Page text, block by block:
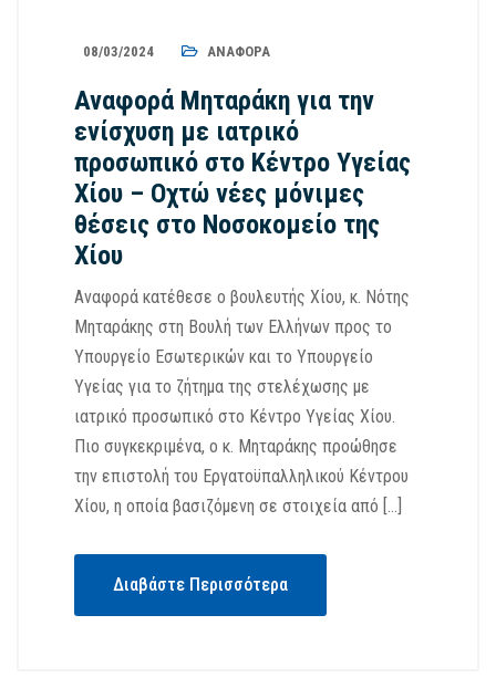
08/03/2024 ΑΝΑΦΟΡΆ
Αναφορά Μηταράκη για την
ενίσχυση με ιατρικό
προσωπικό στο Κέντρο Υγείας
Χίου – Οχτώ νέες μόνιμες
θέσεις στο Νοσοκομείο της
Χίου
Αναφορά κατέθεσε ο βουλευτής Χίου, κ. Νότης
Μηταράκης στη Βουλή των Ελλήνων προς το
Υπουργείο Εσωτερικών και το Υπουργείο
Υγείας για το ζήτημα της στελέχωσης με
ιατρικό προσωπικό στο Κέντρο Υγείας Χίου.
Πιο συγκεκριμένα, ο κ. Μηταράκης προώθησε
την επιστολή του Εργατοϋπαλληλικού Κέντρου
Χίου, η οποία βασιζόμενη σε στοιχεία από […]
Διαβάστε Περισσότερα